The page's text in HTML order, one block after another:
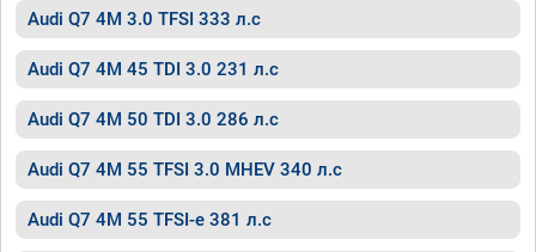
Audi Q7 4M 3.0 TFSI 333 л.с
Audi Q7 4M 45 TDI 3.0 231 л.с
Audi Q7 4M 50 TDI 3.0 286 л.с
Audi Q7 4M 55 TFSI 3.0 MHEV 340 л.с
Audi Q7 4M 55 TFSI-e 381 л.с